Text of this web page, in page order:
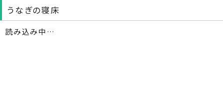
うなぎの寝床
読み込み中…